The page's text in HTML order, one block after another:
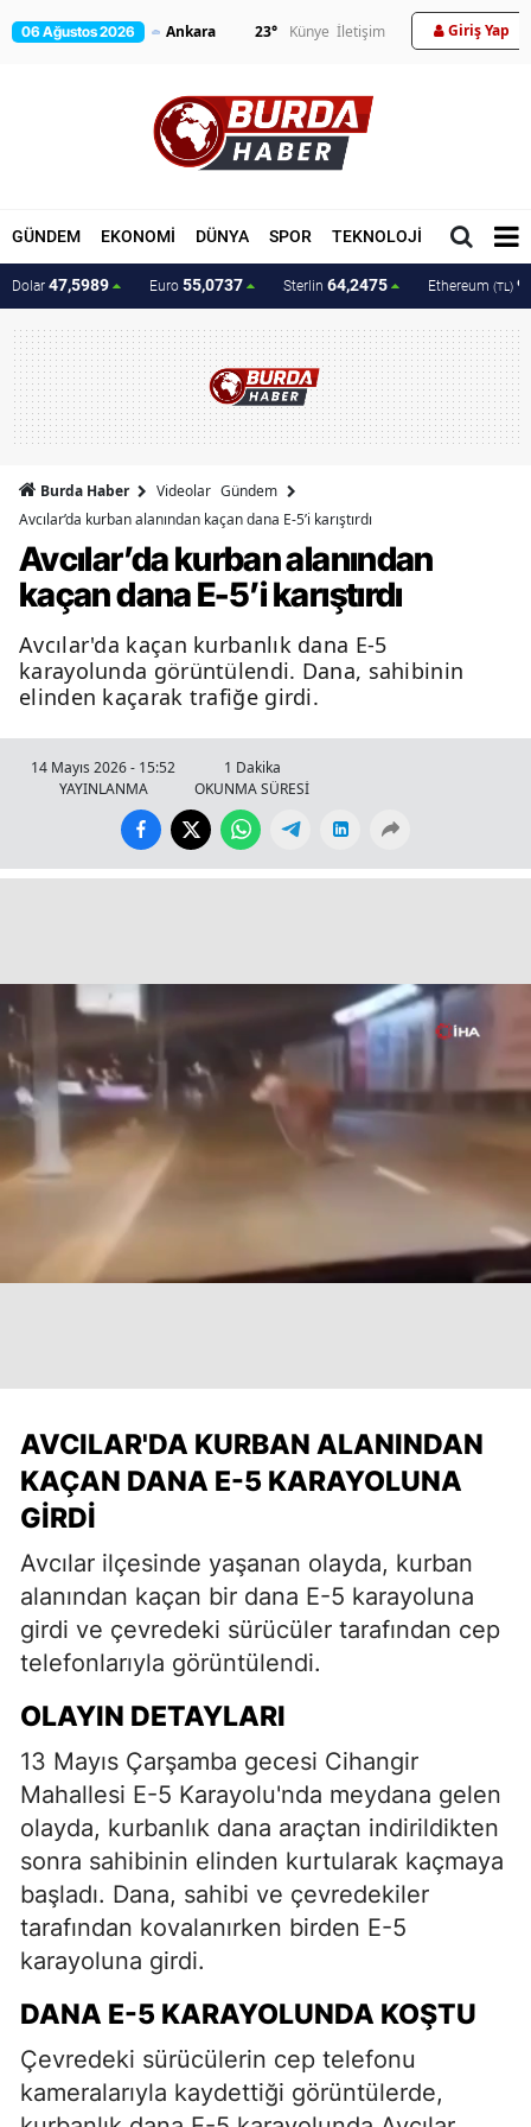
06 Ağustos 2026 23° Künye İletişim Giriş Yap
GÜNDEM EKONOMİ DÜNYA SPOR TEKNOLOJİ MAGAZİN
Dolar 47,5989 Euro 55,0737 Sterlin 64,2475 Ethereum (TL)
Burda Haber Videolar Gündem
Avcılar’da kurban alanından kaçan dana E-5’i karıştırdı
Avcılar’da kurban alanından
kaçan dana E-5’i karıştırdı
Avcılar'da kaçan kurbanlık dana E-5
karayolunda görüntülendi. Dana, sahibinin
elinden kaçarak trafiğe girdi.
14 Mayıs 2026 - 15:52
YAYINLANMA
1 Dakika
OKUNMA SÜRESİ
AVCILAR'DA KURBAN ALANINDAN
KAÇAN DANA E-5 KARAYOLUNA
GIRDI
Avcılar ilçesinde yaşanan olayda, kurban
alanından kaçan bir dana E-5 karayoluna
girdi ve çevredeki sürücüler tarafından cep
telefonlarıyla görüntülendi.
OLAYIN DETAYLARI
13 Mayıs Çarşamba gecesi Cihangir
Mahallesi E-5 Karayolu'nda meydana gelen
olayda, kurbanlık dana araçtan indirildikten
sonra sahibinin elinden kurtularak kaçmaya
başladı. Dana, sahibi ve çevredekiler
tarafından kovalanırken birden E-5
karayoluna girdi.
DANA E-5 KARAYOLUNDA KOŞTU
Çevredeki sürücülerin cep telefonu
kameralarıyla kaydettiği görüntülerde,